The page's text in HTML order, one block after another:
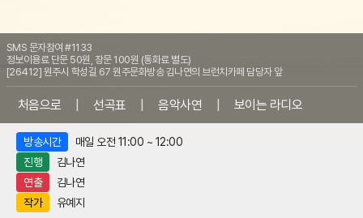
SMS 문자참여 #1133
정보이용료 단문 50원, 장문 100원 (통화료 별도)
[26412] 원주시 학성길 67 원주문화방송 김나연의 브런치카페 담당자 앞
처음으로 선곡표 음악사연 보이는 라디오
방송시간
매일 오전 11:00 ~ 12:00
진행
김나연
연출
김나연
작가
유예지